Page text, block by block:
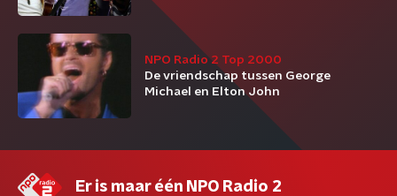
NPO Radio 2 Top 2000
De vriendschap tussen George
Michael en Elton John
Er is maar één NPO Radio 2